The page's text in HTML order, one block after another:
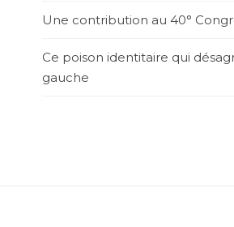
Une contribution au 40°
Ce poison identitaire qui
gauche